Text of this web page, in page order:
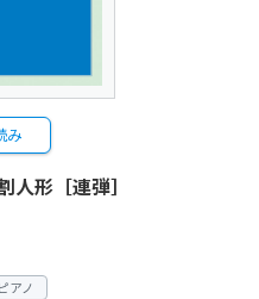
み
形［連弾］
アノ